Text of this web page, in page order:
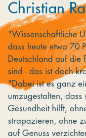
Christian
"Wissenschaftliche
dass heute etwa 70
Deutschland auf die
sind - das ist doch
"Dabei ist es ganz
umzugestalten,
Gesundheit hilft,
strapazieren, ohne
auf Genuss